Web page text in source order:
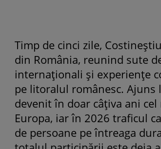
Timp de cinci zile,
din România, reunind sute
internaționali și experiențe
pe litoralul românesc. Ajuns
devenit în doar câțiva ani
Europa, iar în 2026 traficul
de persoane pe întreaga